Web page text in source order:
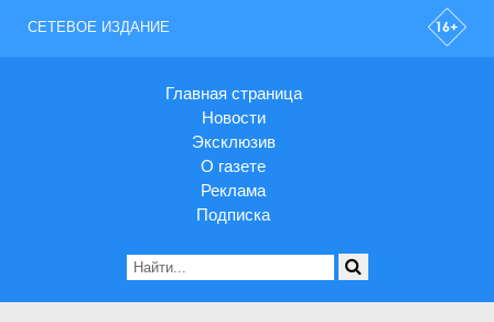
СЕТЕВОЕ ИЗДАНИЕ
Главная страница
Новости
Эксклюзив
О газете
Реклама
Подписка